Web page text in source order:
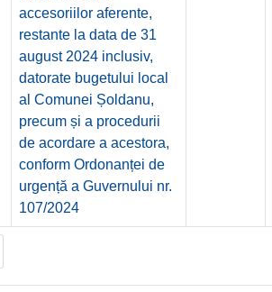
accesoriilor aferente,
restante la data de 31
august 2024 inclusiv,
datorate bugetului local
al Comunei Șoldanu,
precum și a procedurii
de acordare a acestora,
conform Ordonanței de
urgență a Guvernului nr.
107/2024